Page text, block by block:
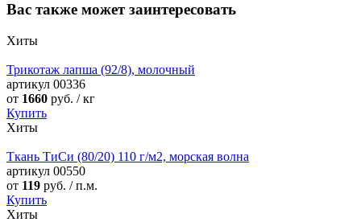
Вас также может заинтересовать
Хиты
Трикотаж лапша (92/8), молочный
артикул 00336
от 1660 руб. / кг
Купить
Хиты
Ткань ТиСи (80/20) 110 г/м2, морская волна
артикул 00550
от 119 руб. / п.м.
Купить
Хиты